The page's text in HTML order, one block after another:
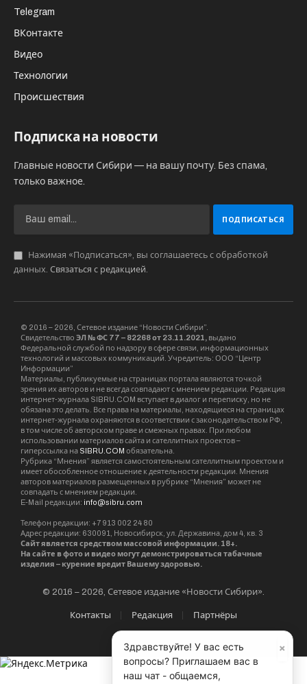
Telegram
ВКонтакте
Видео
Технологии
Происшествия
Подписка на новости
Главные новости Сибири — на вашу почту. Без спама,
только важное.
Нажимая «Подписаться», вы соглашаетесь с обработкой
данных. Связаться с редакцией
© 2016 – 2026, Сетевое издание “Новости Сибири”.
Свидетельство ЭЛ № ФС 77 – 82268 от 23.11.2021, выдано
Федеральной службой по надзору в сфере связи, информационных
технологий и массовых коммуникаций. Учредитель: ООО “Центр
Информации”
Материалы, публикуемые на страницах портала являются точкой
зрения их авторов и не всегда совпадают с мнением редакции. Редакция
интернет-журнала SIBRU.COM вступает в диалог и переписку, но не
обязана это делать. Все права на материалы, находящиеся на страницах
интернет-журнала охраняются в соответствии с законодательством РФ,
в том числе об авторском праве и смежных правах. При любом
использовании материалов сайта и сателлитных проектов –
гиперссылка на SIBRU.COM обязательна.
Рубрика “Мнения” является самостоятельным сателлитным проектом и
имеет обособленное отношение к деятельности редакции. Мнения
авторов материалов размещенных в рубрике “Мнения” может не
совпадать с мнением редакции.
E-Mail редакции: info@sibru.com
Телефон редакции: +7 913 002 24 80
Адрес редакции: 630091, Новосибирск, ул. Державина, дом 4, кв. 3
Сайт является средством массовой информации. 18+.
На сайте в фото и видео могут демонстрироваться табачные
изделия – курение вредит Вашему здоровью.
© 2016 – 2026, Сетевое издание «Новости Сибири».
Контакты Редакция Партнёры
×
Здравствуйте! У вас есть
вопросы? Приглашаем вас в
наш чат - общаемся,